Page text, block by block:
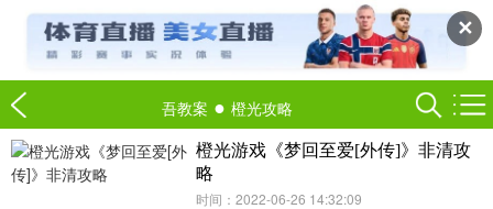
✕
吾教案 ● 橙光攻略
橙光游戏《梦回至爱[外传]》非清攻
略
时间：2022-06-26 14:32:09